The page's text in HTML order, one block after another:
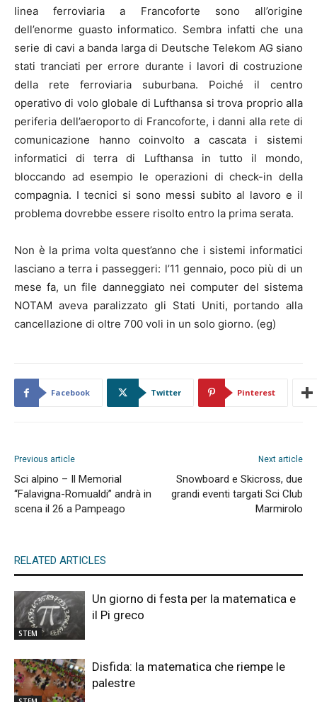
linea ferroviaria a Francoforte sono all’origine
dell’enorme guasto informatico. Sembra infatti che una
serie di cavi a banda larga di Deutsche Telekom AG siano
stati tranciati per errore durante i lavori di costruzione
della rete ferroviaria suburbana. Poiché il centro
operativo di volo globale di Lufthansa si trova proprio alla
periferia dell’aeroporto di Francoforte, i danni alla rete di
comunicazione hanno coinvolto a cascata i sistemi
informatici di terra di Lufthansa in tutto il mondo,
bloccando ad esempio le operazioni di check-in della
compagnia. I tecnici si sono messi subito al lavoro e il
problema dovrebbe essere risolto entro la prima serata.
Non è la prima volta quest’anno che i sistemi informatici
lasciano a terra i passeggeri: l’11 gennaio, poco più di un
mese fa, un file danneggiato nei computer del sistema
NOTAM aveva paralizzato gli Stati Uniti, portando alla
cancellazione di oltre 700 voli in un solo giorno. (eg)
Facebook Twitter Pinterest
Previous article
Sci alpino – Il Memorial
“Falavigna-Romualdi” andrà in
scena il 26 a Pampeago
Next article
Snowboard e Skicross, due
grandi eventi targati Sci Club
Marmirolo
RELATED ARTICLES
STEM
Un giorno di festa per la matematica e
il Pi greco
Disfida: la matematica che riempe le
palestre